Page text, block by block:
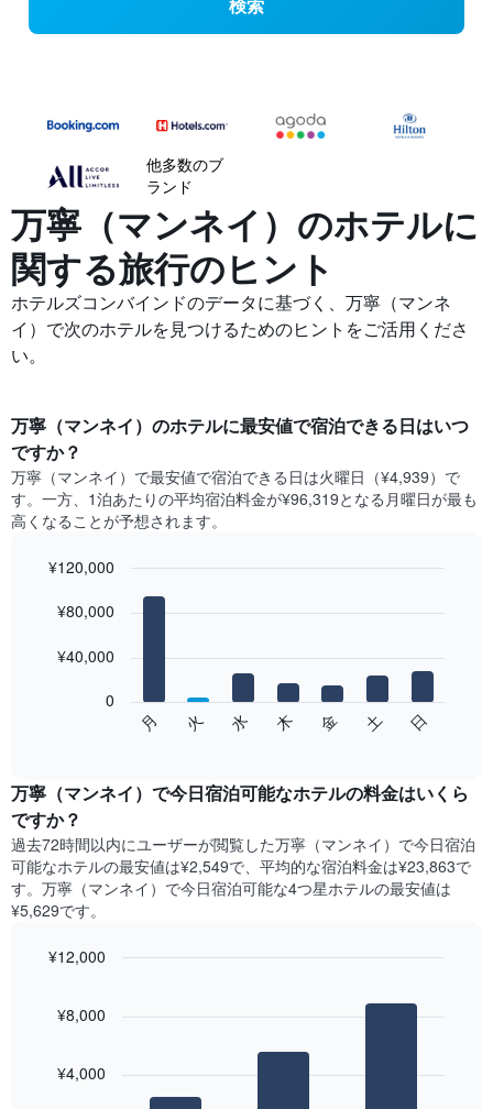
検索
他多数のブ
ランド
万寧（マンネイ）の​ホテルに
関する旅行のヒント
ホテルズコンバインドのデータに基づく、万寧（マンネ
イ）で次のホテルを見つけるためのヒントをご活用くださ
い。
万寧（マンネイ）​の​ホテル​に最安値で宿泊できる日はいつ
ですか？
万寧（マンネイ）​で最安値で宿泊できる日は火曜日​（¥4,939）で
す。一方、1泊あたりの平均宿泊料金が¥96,319となる月曜日​が最も
高くなることが予想されます。
chart
bars.
ー
ト
は、
曜
日
ご
と
客
graphic.
月 火 水 木 金 土 日
0
¥40,000
¥80,000
¥120,000
万寧（マンネイ）で今日宿泊可能なホテル​の料金はいくら
ですか？
過去72時間以内にユーザーが閲覧した万寧（マンネイ）で今日宿泊
可能なホテル​の最安値は¥2,549で、平均的な宿泊料金は¥23,863で
す。万寧（マンネイ）で今日宿泊可能な4つ星ホテル​の最安値は
¥5,629​です。
with
¥4,000
¥8,000
¥12,000